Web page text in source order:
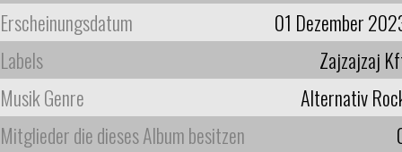
Erscheinungsdatum
01 Dezember
Labels
Zajzajzaj
Musik Genre
Alternativ
Mitglieder die dieses Album besitzen